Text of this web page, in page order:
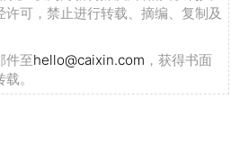
可，禁止进行转载、摘编、复制及
件至hello@caixin.com ，获得书面
。